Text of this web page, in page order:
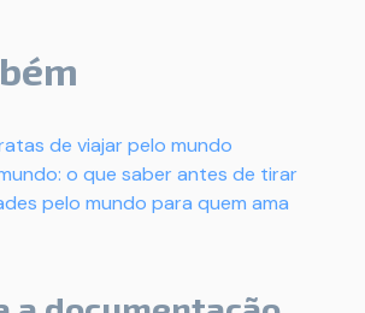
de viajar pelo mundo
o que saber antes de tirar
pelo mundo para quem ama